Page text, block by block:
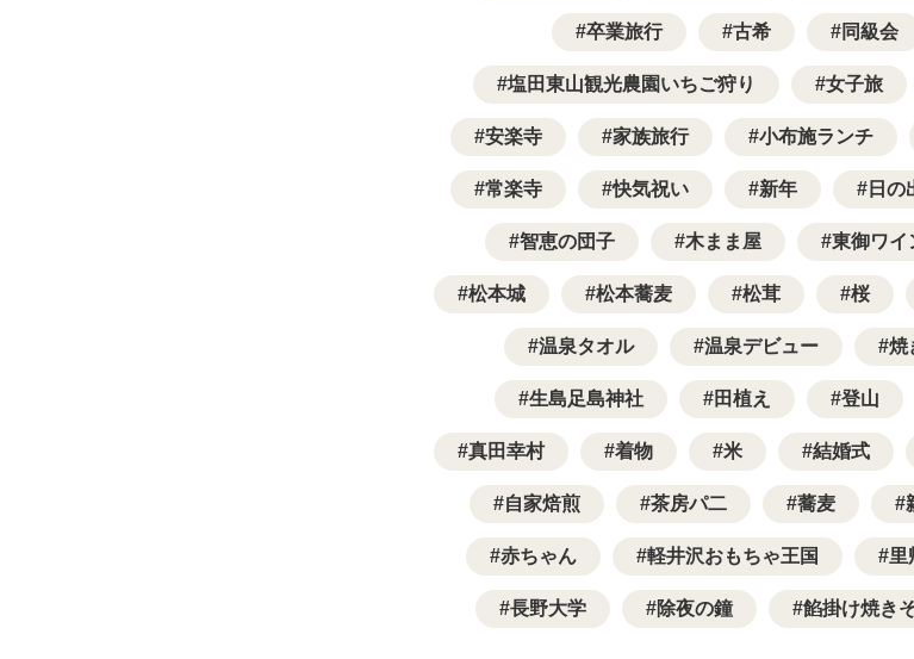
卒業旅行 古希 同級会
塩田東山観光農園いちご狩り 女子旅
安楽寺 家族旅行 小布施ランチ
常楽寺 快気祝い 新年 日の
智恵の団子 木まま屋 東御ワイ
松本城 松本蕎麦 松茸 桜
温泉タオル 温泉デビュー 焼
生島足島神社 田植え 登山
真田幸村 着物 米 結婚式
自家焙煎 茶房パ二 蕎麦
赤ちゃん 軽井沢おもちゃ王国 里
長野大学 除夜の鐘 餡掛け焼き